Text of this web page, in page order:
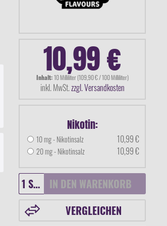
10,99 €
Inhalt:10 Milliliter (109,90 € / 100 Milliliter)
inkl. MwSt.zzgl. Versandkosten
Nikotin:
10 mg - Nikotinsalz 10,99 €
20 mg - Nikotinsalz 10,99 €
IN DEN WARENKORB
VERGLEICHEN